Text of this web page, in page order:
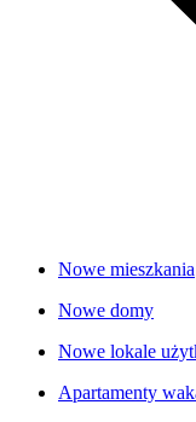
Nowe mieszkania
Nowe domy
Nowe lokale
Apartamenty